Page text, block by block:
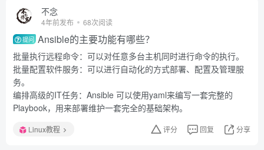
不念
4年前发布 68次阅读
提问 Ansible的主要功能有哪些？
批量执行远程命令：可以对任意多台主机同时进行命令的执行。
批量配置软件服务：可以进行自动化的方式部署、配置及管理服
务。
编排高级的IT任务：Ansible 可以使用yaml来编写一套完整的
Playbook，用来部署维护一套完全的基础架构。
Linux教程 评分 回复 分享